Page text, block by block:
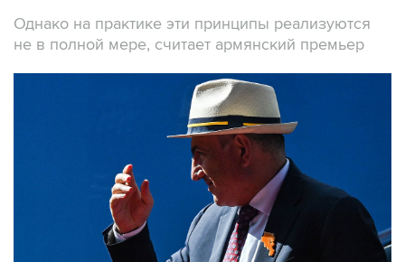
Однако на практике эти принципы реализуются
не в полной мере, считает армянский премьер